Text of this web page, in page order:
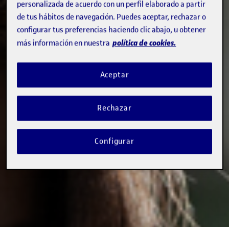
personalizada de acuerdo con un perfil elaborado a partir
de tus hábitos de navegación. Puedes aceptar, rechazar o
configurar tus preferencias haciendo clic abajo, u obtener
más información en nuestra política de cookies.
Rechazar
Aceptar
Configurar